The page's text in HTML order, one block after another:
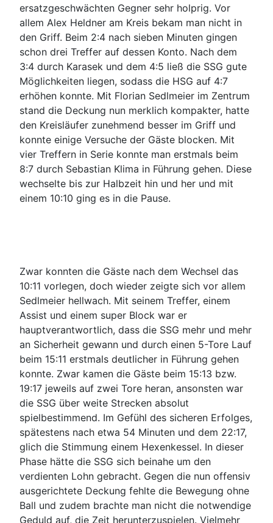
ersatzgeschwächten Gegner sehr holprig. Vor
allem Alex Heldner am Kreis bekam man nicht in
den Griff. Beim 2:4 nach sieben Minuten gingen
schon drei Treffer auf dessen Konto. Nach dem
3:4 durch Karasek und dem 4:5 ließ die SSG gute
Möglichkeiten liegen, sodass die HSG auf 4:7
erhöhen konnte. Mit Florian Sedlmeier im Zentrum
stand die Deckung nun merklich kompakter, hatte
den Kreisläufer zunehmend besser im Griff und
konnte einige Versuche der Gäste blocken. Mit
vier Treffern in Serie konnte man erstmals beim
8:7 durch Sebastian Klima in Führung gehen. Diese
wechselte bis zur Halbzeit hin und her und mit
einem 10:10 ging es in die Pause.
Zwar konnten die Gäste nach dem Wechsel das
10:11 vorlegen, doch wieder zeigte sich vor allem
Sedlmeier hellwach. Mit seinem Treffer, einem
Assist und einem super Block war er
hauptverantwortlich, dass die SSG mehr und mehr
an Sicherheit gewann und durch einen 5-Tore Lauf
beim 15:11 erstmals deutlicher in Führung gehen
konnte. Zwar kamen die Gäste beim 15:13 bzw.
19:17 jeweils auf zwei Tore heran, ansonsten war
die SSG über weite Strecken absolut
spielbestimmend. Im Gefühl des sicheren Erfolges,
spätestens nach etwa 54 Minuten und dem 22:17,
glich die Stimmung einem Hexenkessel. In dieser
Phase hätte die SSG sich beinahe um den
verdienten Lohn gebracht. Gegen die nun offensiv
ausgerichtete Deckung fehlte die Bewegung ohne
Ball und zudem brachte man nicht die notwendige
Geduld auf, die Zeit herunterzuspielen. Vielmehr